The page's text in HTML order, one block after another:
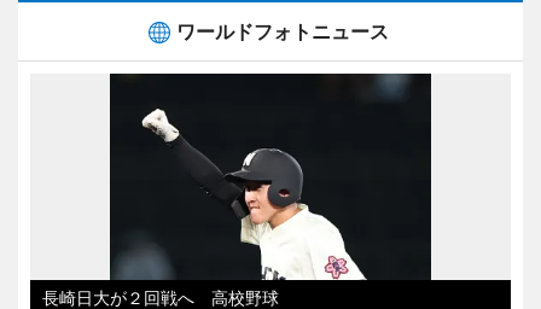
ワールドフォトニュース
長崎日大が２回戦へ 高校野球